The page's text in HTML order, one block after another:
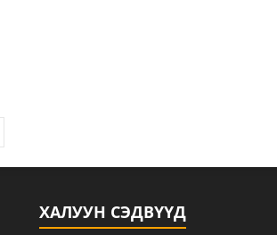
ХАЛУУН СЭДВҮҮД